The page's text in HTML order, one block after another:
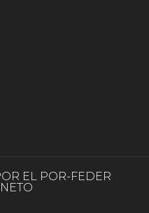
EL POR-FEDER